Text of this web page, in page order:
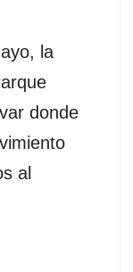
la
donde
al